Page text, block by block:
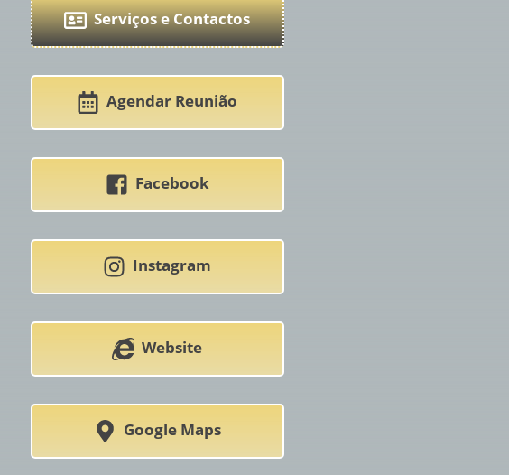
Serviços e Contactos
Agendar Reunião
Facebook
Instagram
Website
Google Maps